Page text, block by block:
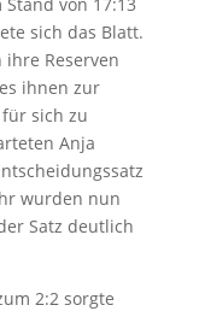
sich das Blatt.
Reserven
ihnen zur
sich zu
Anja
wurden nun
Satz deutlich
2:2 sorgte